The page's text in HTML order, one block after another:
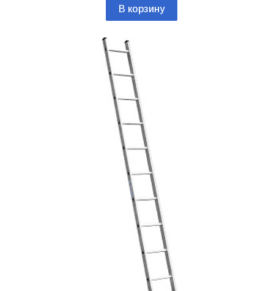
В корзину